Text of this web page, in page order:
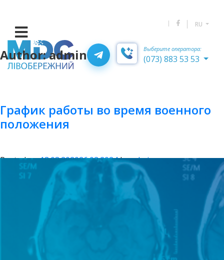
RU
Выберите оператора:
(073) 883 53 53
Author:admin
График работы во время военного
положения
Posted on18.03.202026.02.2024byadmin